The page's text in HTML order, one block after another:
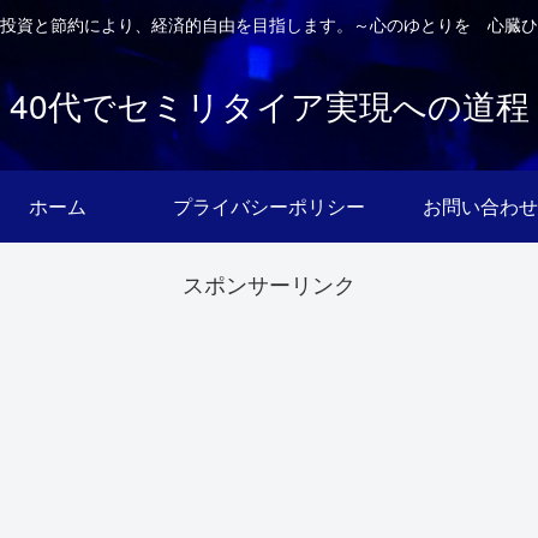
資と節約により、経済的自由を目指します。～心のゆとりを 心臓
40代でセミリタイア実現への道程
ホーム プライバシーポリシー お問い合わせ
スポンサーリンク